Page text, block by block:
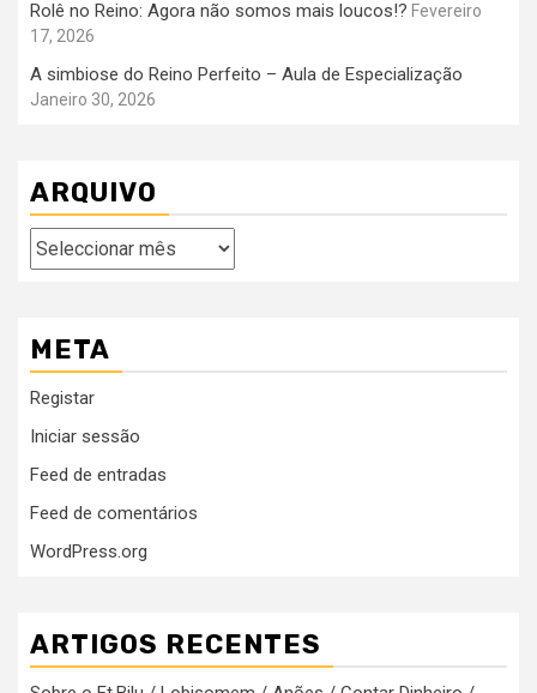
Rolê no Reino: Agora não somos mais loucos!? Fevereiro
17, 2026
A simbiose do Reino Perfeito – Aula de Especialização
Janeiro 30, 2026
ARQUIVO
Arquivo
META
Registar
Iniciar sessão
Feed de entradas
Feed de comentários
WordPress.org
ARTIGOS RECENTES